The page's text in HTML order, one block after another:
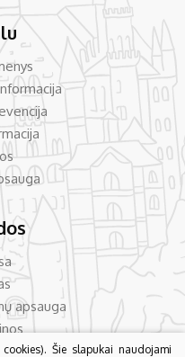
apsauga
klausimai
Šie slapukai naudojami